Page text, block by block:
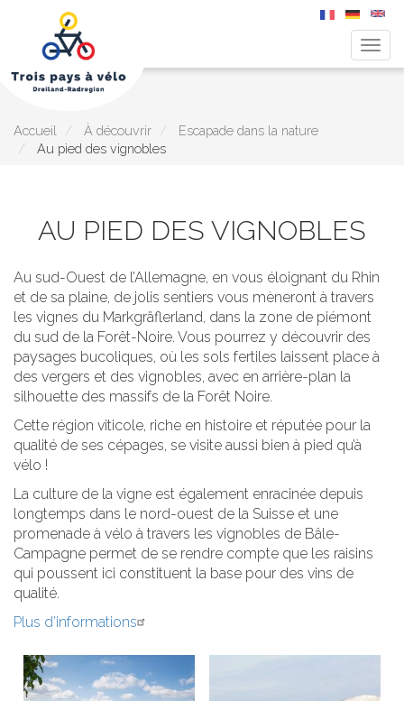
Aller
principal
Accueil À découvrir
Escapade dans la nature
Au pied des vignobles
AU PIED DES VIGNOBLES
Au sud-Ouest de l’Allemagne, en vous éloignant du Rhin
et de sa plaine, de jolis sentiers vous mèneront à travers
les vignes du Markgräflerland, dans la zone de piémont
du sud de la Forêt-Noire. Vous pourrez y découvrir des
paysages bucoliques, où les sols fertiles laissent place à
des vergers et des vignobles, avec en arrière-plan la
silhouette des massifs de la Forêt Noire.
Cette région viticole, riche en histoire et réputée pour la
qualité de ses cépages, se visite aussi bien à pied qu’à
vélo !
La culture de la vigne est également enracinée depuis
longtemps dans le nord-ouest de la Suisse et une
promenade à vélo à travers les vignobles de Bâle-
Campagne permet de se rendre compte que les raisins
qui poussent ici constituent la base pour des vins de
qualité.
Plus d’informations